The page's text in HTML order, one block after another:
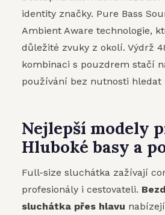
identity značky. Pure Bass
Ambient Aware technologie,
důležité zvuky z okolí. Výdrž
kombinaci s pouzdrem stačí
používání bez nutnosti hledat
Nejlepší modely
Hluboké basy a
Full-size sluchátka zažívají
profesionály i cestovateli.
sluchátka přes hlavu